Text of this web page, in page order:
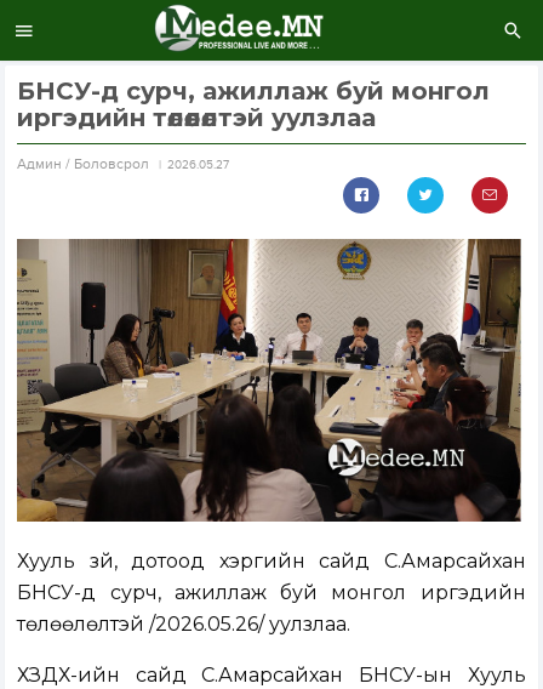
БНСУ-д сурч, ажиллаж буй монгол
иргэдийн төлөөлөлтэй уулзлаа
Aдмин / Боловсрол 2026.05.27
Хууль зүй, дотоод хэргийн сайд С.Амарсайхан
БНСУ-д сурч, ажиллаж буй монгол иргэдийн
төлөөлөлтэй /2026.05.26/ уулзлаа.
ХЗДХ-ийн сайд С.Амарсайхан БНСУ-ын Хууль